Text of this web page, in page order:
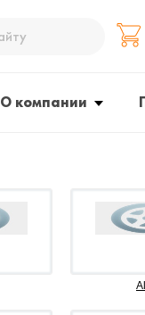
О компании